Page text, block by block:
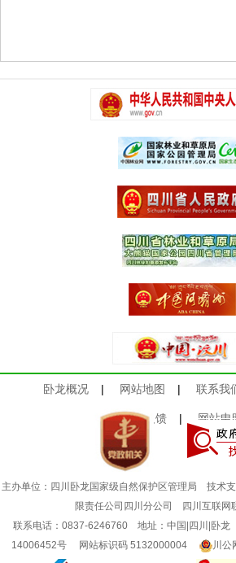
卧龙概况 | 网站地图 | 联系我
意见反馈 | 网站申
主办单位：四川卧龙国家级自然保护区管理局 技术
限责任公司四川分公司
四川互联网
联系电话：0837-6246760 地址：中国|四川|卧
14006452号 网站标识码 5132000004 川公